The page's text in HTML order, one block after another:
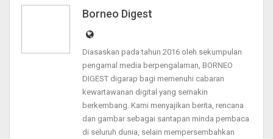
Telegram Email
Borneo Digest
Diasaskan pada tahun 2016 oleh sekumpulan
pengamal media berpengalaman, BORNEO
DIGEST digarap bagi memenuhi cabaran
kewartawanan digital yang semakin
berkembang. Kami menyajikan berita, rencana
dan gambar sebagai santapan minda pembaca
di seluruh dunia, selain mempersembahkan